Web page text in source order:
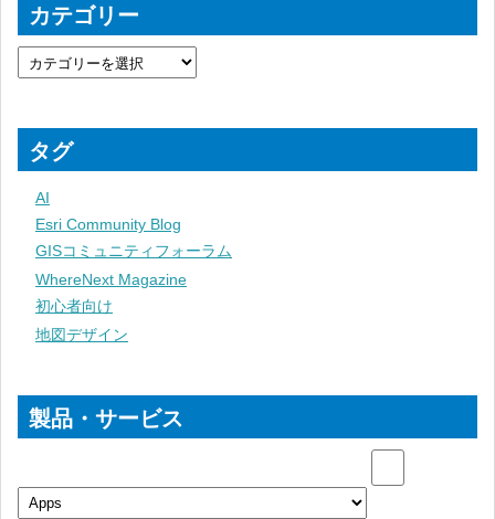
カテゴリー
タグ
AI
Esri Community Blog
GISコミュニティフォーラム
WhereNext Magazine
初心者向け
地図デザイン
製品・サービス